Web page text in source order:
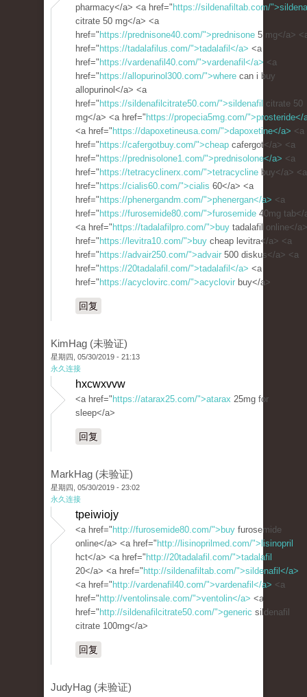
pharmacy</a> <a href=" https://sildenafiltab.com/
citrate 50 mg</a> <a
href=" https://prednisone40.com/">prednisone 5 mg</a>
href=" https://tadalafilus.com/">tadalafil</a> <a
href=" https://vardenafil40.com/">vardenafil</a> <a
href=" https://allopurinol300.com/">where can i buy
allopurinol</a> <a
href=" https://sildenafilcitrate50.com/">sildenafil citrate 50
mg</a> <a href=" https://propecia5mg.com/">prosteride</
<a href=" https://dapoxetineusa.com/">dapoxetine</a> <a
href=" https://cafergotbuy.com/">cheap cafergot</a> <a
href=" https://prednisolone1.com/">prednisolone</a> <a
href=" https://tetracyclinerx.com/">tetracycline buy</a> <a
href=" https://cialis60.com/">cialis 60</a> <a
href=" https://phenergandm.com/">phenergan</a> <a
href=" https://furosemide80.com/">furosemide 40mg tab</
<a href=" https://tadalafilpro.com/">buy tadalafil online</
href=" https://levitra10.com/">buy cheap levitra</a> <a
href=" https://advair250.com/">advair 500 diskus</a> <a
href=" https://20tadalafil.com/">tadalafil</a> <a
href=" https://acyclovirc.com/">acyclovir buy</a>
回复
KimHag (未验证)
星期四, 05/30/2019 - 21:13
永久连接
hxcwxvvw
<a href=" https://atarax25.com/">atarax 25mg for
sleep</a>
回复
MarkHag (未验证)
星期四, 05/30/2019 - 23:02
永久连接
tpeiwiojy
<a href=" http://furosemide80.com/">buy furosemide
online</a> <a href=" http://lisinoprilmed.com/">lisinopril
hct</a> <a href=" http://20tadalafil.com/">tadalafil
20</a> <a href=" http://sildenafiltab.com/">sildenafil</a>
<a href=" http://vardenafil40.com/">vardenafil</a> <a
href=" http://ventolinsale.com/">ventolin</a> <a
href=" http://sildenafilcitrate50.com/">generic sildenafil
citrate 100mg</a>
回复
JudyHag (未验证)